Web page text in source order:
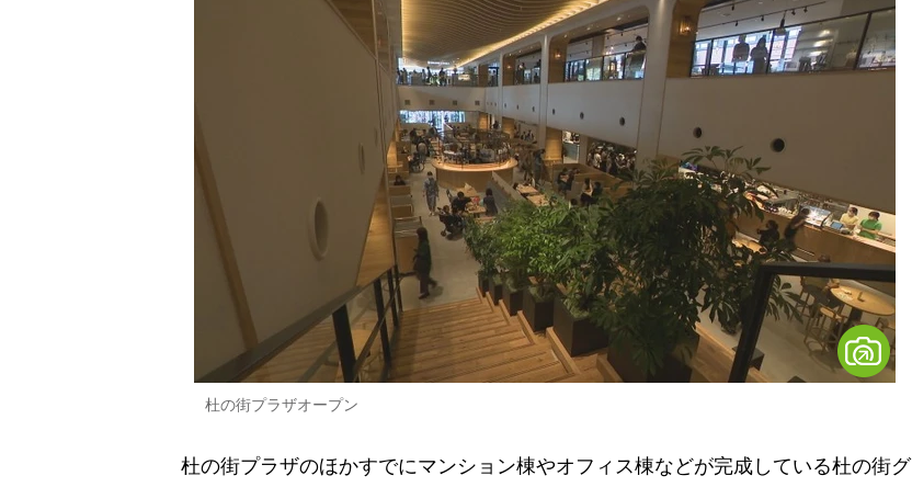
杜の街プラザオープン
杜の街プラザのほかすでにマンション棟やオフィス棟などが完成している杜の街グ